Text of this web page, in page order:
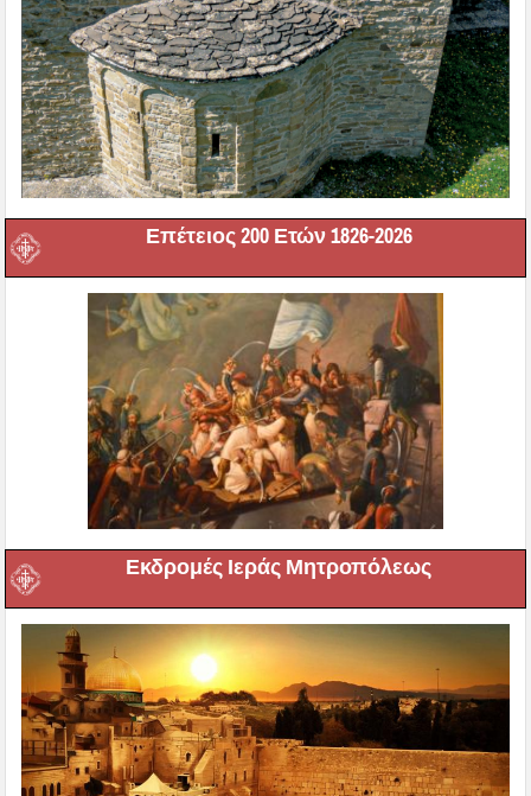
Επέτειος 200 Ετών 1826-2026
Εκδρομές Ιεράς Μητροπόλεως